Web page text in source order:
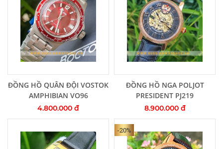
Thêm vào giỏ hàng
ĐỒNG HỒ QUÂN ĐỘI VOSTOK
AMPHIBIAN VO96
4.800.000 đ
Thêm vào giỏ hàng
ĐỒNG HỒ NGA POLJOT
PRESIDENT PJ219
8.900.000 đ
-20%